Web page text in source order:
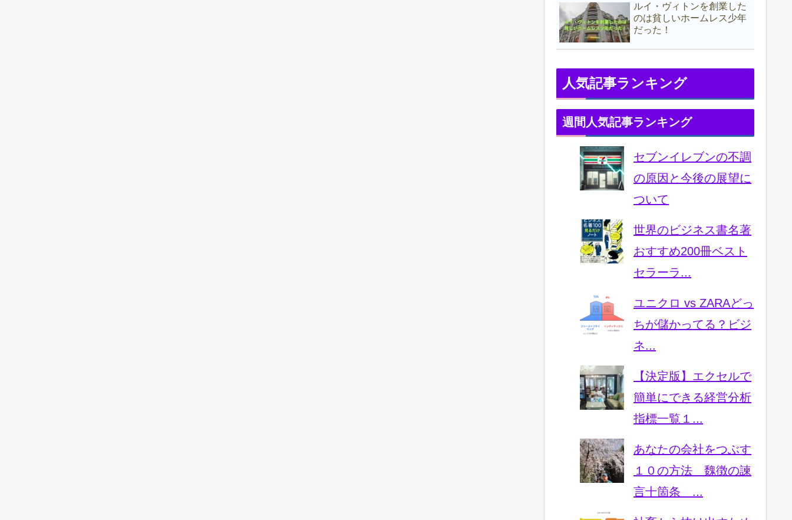
ルイ・ヴィトンを創業した
のは貧しいホームレス少年
だった！
人気記事ランキング
週間人気記事ランキング
セブンイレブンの不調
の原因と今後の展望に
ついて
世界のビジネス書名著
おすすめ200冊ベスト
セラーラ...
ユニクロ vs ZARAどっ
ちが儲かってる？ビジ
ネ...
【決定版】エクセルで
簡単にできる経営分析
指標一覧１...
あなたの会社をつぶす
１０の方法 魏徴の諫
言十箇条 ...